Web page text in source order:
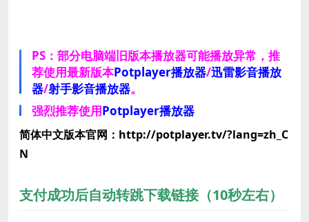
PS：部分电脑端旧版本播放器可能播放异常，推
荐使用最新版本Potplayer播放器/迅雷影音播放
器/射手影音播放器。
强烈推荐使用Potplayer播放器
简体中文版本官网：http://potplayer.tv/?lang=zh_C
N
支付成功后自动转跳下载链接（10秒左右）